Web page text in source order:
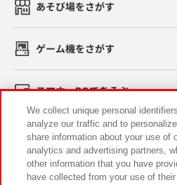
あそび場をさがす
ゲーム機をさがす
スマホ・PCであそぶ
イベント・キャンペーン
We collect unique personal
analyze our traffic and to
share information about your use of
analytics and advertising partners,
other information that you have
have collected from your use of